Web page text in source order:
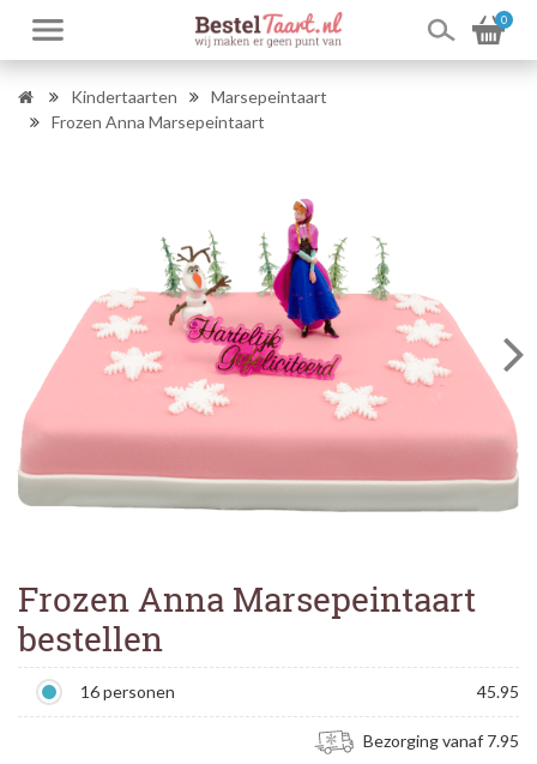
0
Kindertaarten
Marsepeintaart
Frozen Anna Marsepeintaart
Frozen Anna Marsepeintaart
bestellen
16 personen 45.95
Bezorging vanaf 7.95